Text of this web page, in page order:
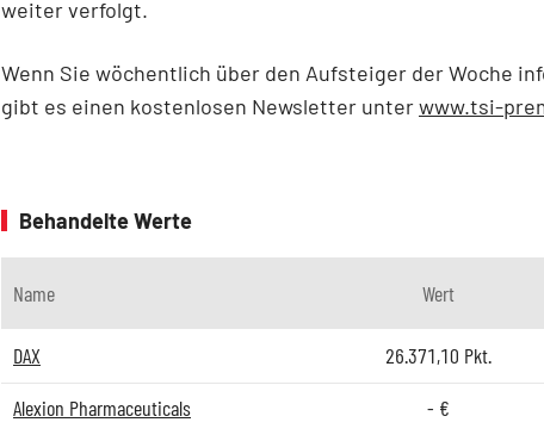
weiter verfolgt.
Wenn Sie wöchentlich über den Aufsteiger der Woche
gibt es einen kostenlosen Newsletter unterwww.tsi-
Behandelte Werte
Name Wert
DAX 26.371,10 Pkt.
Alexion Pharmaceuticals
- €